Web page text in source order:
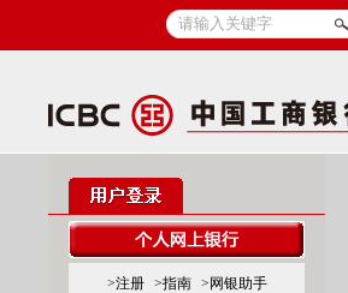
>注册 >指南
>网银助手